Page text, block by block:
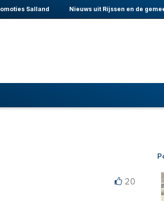
Salland Nieuws uit Rijssen en de
20